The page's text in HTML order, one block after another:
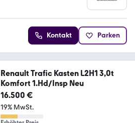
Kontakt Parken
Renault Trafic Kasten L2H1 3,0t
Komfort 1.Hd/Insp Neu
16.500 €
19% MwSt.